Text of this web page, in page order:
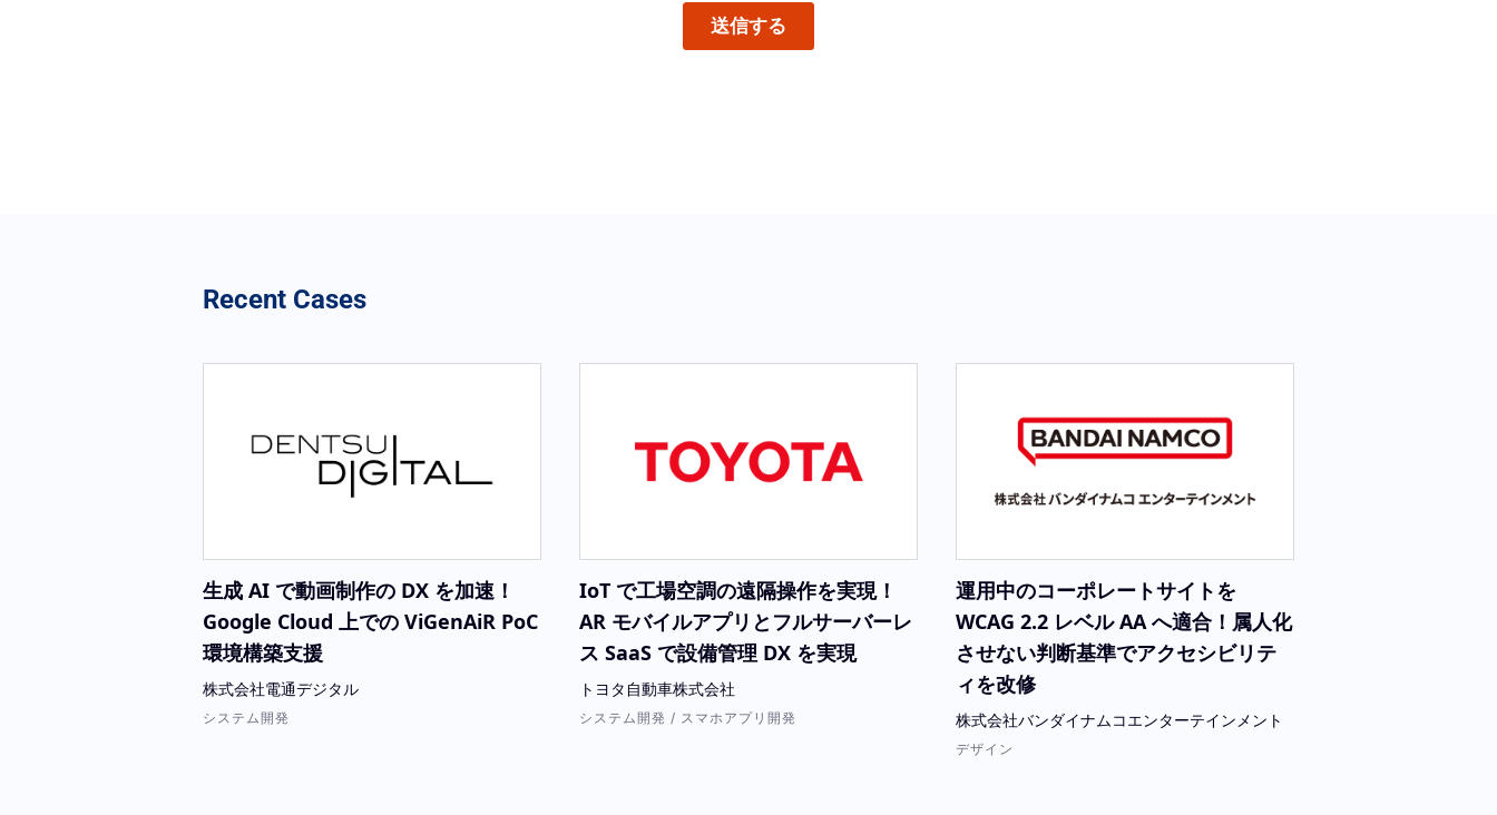
Recent Cases
生成 AI で動画制作の DX を加速！
Google Cloud 上での ViGenAiR PoC
環境構築支援
株式会社電通デジタル
システム開発
IoT で工場空調の遠隔操作を実現！
AR モバイルアプリとフルサーバーレ
ス SaaS で設備管理 DX を実現
トヨタ自動車株式会社
システム開発 / スマホアプリ開発
運用中のコーポレートサイトを
WCAG 2.2 レベル AA へ適合！属人化
させない判断基準でアクセシビリテ
ィを改修
株式会社バンダイナムコエンターテインメント
デザイン